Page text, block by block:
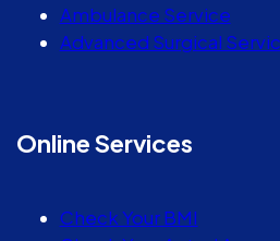
Ambulance Service
Advanced Surgical
Online Services
Check Your BMI